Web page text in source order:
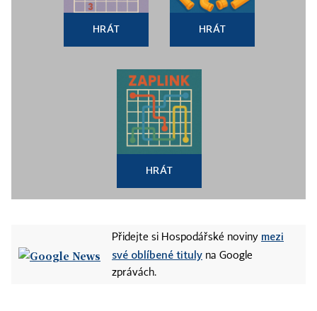
HRÁT HRÁT
HRÁT
Přidejte si Hospodářské noviny mezi
své oblíbené tituly na Google
zprávách.